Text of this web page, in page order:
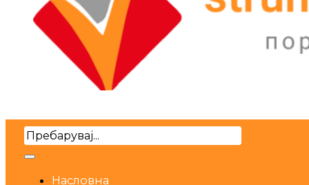
Search
Насловна